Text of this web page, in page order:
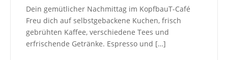
Dein gemütlicher Nachmittag im KopfbauT-Café
Freu dich auf selbstgebackene Kuchen, frisch
gebrühten Kaffee, verschiedene Tees und
erfrischende Getränke. Espresso und […]